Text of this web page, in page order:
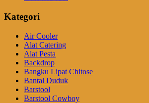
Kategori
Air Cooler
Alat Catering
Alat Pesta
Backdrop
Bangku Lipat Chitose
Bantal Duduk
Barstool
Barstool Cowboy